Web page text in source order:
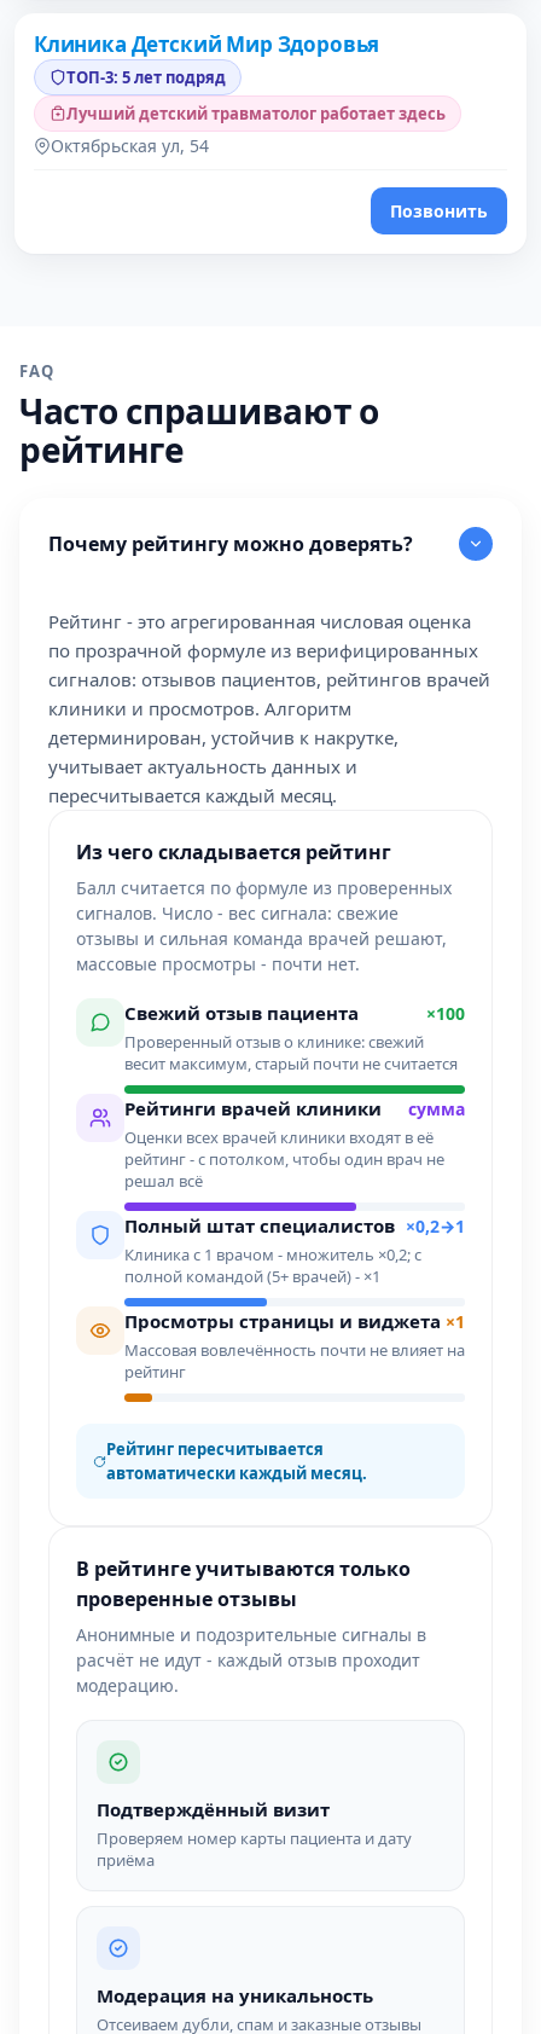
2 место в рейтинге
Клиника Детский Мир Здоровья
ТОП-3: 5 лет подряд
Лучший детский травматолог работает здесь
Октябрьская ул, 54
Позвонить
FAQ
Часто спрашивают о
рейтинге
Почему рейтингу можно доверять?
Рейтинг - это агрегированная числовая оценка
по прозрачной формуле из верифицированных
сигналов: отзывов пациентов, рейтингов врачей
клиники и просмотров. Алгоритм
детерминирован, устойчив к накрутке,
учитывает актуальность данных и
пересчитывается каждый месяц.
Из чего складывается рейтинг
Балл считается по формуле из проверенных
сигналов. Число - вес сигнала: свежие
отзывы и сильная команда врачей решают,
массовые просмотры - почти нет.
Свежий отзыв пациента ×100
Проверенный отзыв о клинике: свежий
весит максимум, старый почти не считается
Рейтинги врачей клиники сумма
Оценки всех врачей клиники входят в её
рейтинг - с потолком, чтобы один врач не
решал всё
Полный штат специалистов ×0,2→1
Клиника с 1 врачом - множитель ×0,2; с
полной командой (5+ врачей) - ×1
Просмотры страницы и виджета ×1
Массовая вовлечённость почти не влияет на
рейтинг
Рейтинг пересчитывается
автоматически каждый месяц.
В рейтинге учитываются только
проверенные отзывы
Анонимные и подозрительные сигналы в
расчёт не идут - каждый отзыв проходит
модерацию.
Подтверждённый визит
Проверяем номер карты пациента и дату
приёма
Модерация на уникальность
Отсеиваем дубли, спам и заказные отзывы